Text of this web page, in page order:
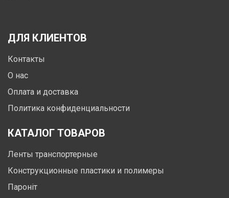
ДЛЯ КЛИЕНТОВ
Контакты
О нас
Оплата и доставка
Политика конфиденциальности
КАТАЛОГ ТОВАРОВ
Ленты транспортерные
Конструкционные пластики и полимеры
Пароніт